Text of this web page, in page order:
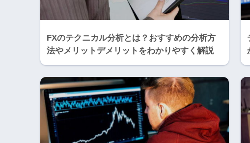
FXのテクニカル分析とは？おすすめの分析方
法やメリットデメリットをわかりやすく解説